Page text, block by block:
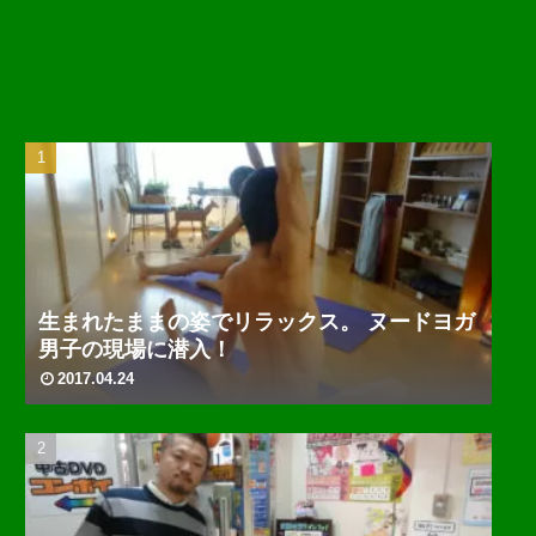
生まれたままの姿でリラックス。 ヌードヨガ
男子の現場に潜入！
2017.04.24